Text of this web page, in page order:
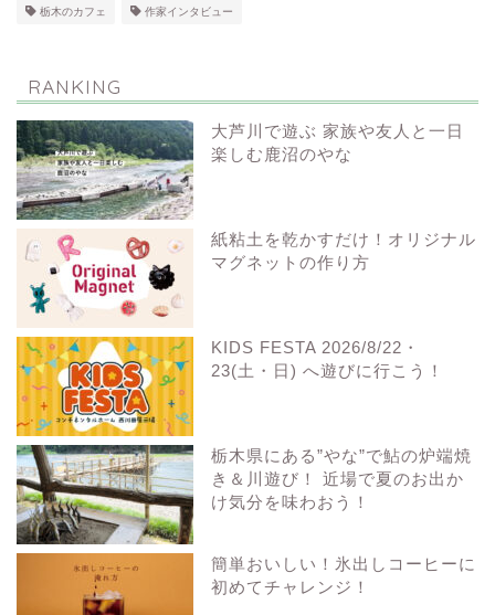
栃木のカフェ 作家インタビュー
RANKING
大芦川で遊ぶ 家族や友人と一日
楽しむ鹿沼のやな
紙粘土を乾かすだけ！オリジナル
マグネットの作り方
KIDS FESTA 2026/8/22・
23(土・日) へ遊びに行こう！
栃木県にある”やな”で鮎の炉端焼
き＆川遊び！ 近場で夏のお出か
け気分を味わおう！
簡単おいしい！氷出しコーヒーに
初めてチャレンジ！